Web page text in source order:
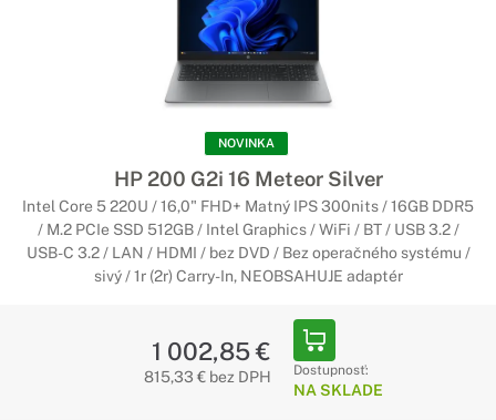
NOVINKA
HP 200 G2i 16 Meteor Silver
Intel Core 5 220U / 16,0" FHD+ Matný IPS 300nits / 16GB DDR5
/ M.2 PCIe SSD 512GB / Intel Graphics / WiFi / BT / USB 3.2 /
USB-C 3.2 / LAN / HDMI / bez DVD / Bez operačného systému /
sivý / 1r (2r) Carry-In, NEOBSAHUJE adaptér
1 002,85 €
815,33 € bez DPH Dostupnosť:
NA SKLADE